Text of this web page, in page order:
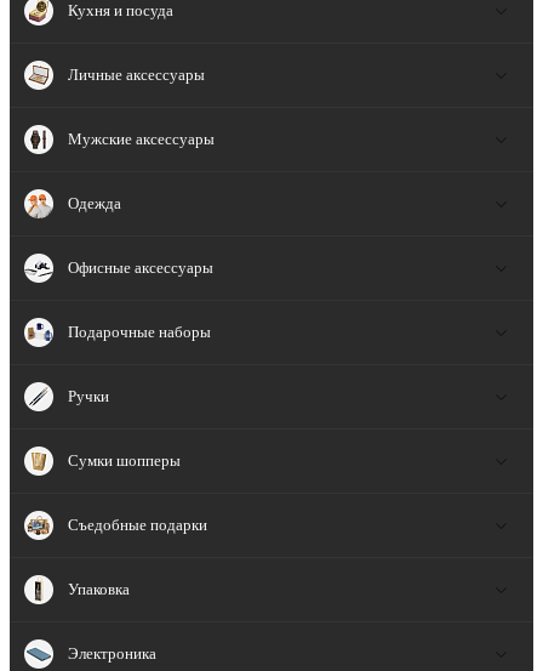
Кухня и посуда
Личные аксессуары
Мужские аксессуары
Одежда
Офисные аксессуары
Подарочные наборы
Ручки
Сумки шопперы
Съедобные подарки
Упаковка
Электроника